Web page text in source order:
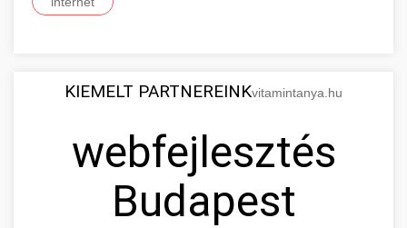
KIEMELT PARTNEREINKvitamintanya.hu
webfejlesztés
Budapest